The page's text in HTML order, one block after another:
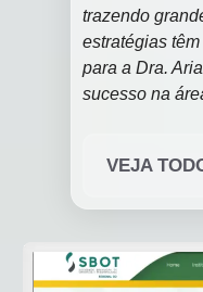
trazendo
estratégias
para a Dra.
sucesso na
VEJA